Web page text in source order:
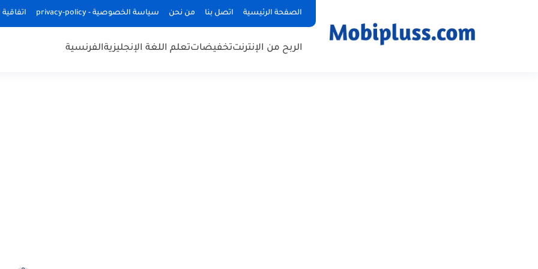
الصفحة الرئيسية اتصل بنا من نحن سياسة الخصوصية - privacy-policy
الربح من الإنترنتتخفيضاتتعلم اللغة الإنجليزيةالفرنسية